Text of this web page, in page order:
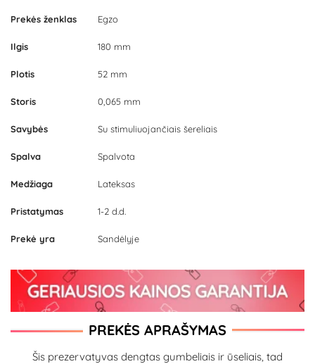
Prekės ženklas Egzo
Ilgis 180 mm
Plotis 52 mm
Storis 0,065 mm
Savybės Su stimuliuojančiais šereliais
Spalva Spalvota
Medžiaga Lateksas
Pristatymas 1-2 d.d.
Prekė yra Sandėlyje
PREKĖS APRAŠYMAS
Šis prezervatyvas dengtas gumbeliais ir ūseliais, tad